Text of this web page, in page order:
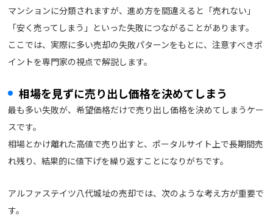
マンションに分類されますが、進め方を間違えると「売れない」
「安く売ってしまう」といった失敗につながることがあります。
ここでは、実際に多い売却の失敗パターンをもとに、注意すべきポ
イントを専門家の視点で解説します。
相場を見ずに売り出し価格を決めてしまう
最も多い失敗が、希望価格だけで売り出し価格を決めてしまうケー
スです。
相場とかけ離れた高値で売り出すと、ポータルサイト上で長期間売
れ残り、結果的に値下げを繰り返すことになりがちです。
アルファステイツ八代城址の売却では、次のような考え方が重要で
す。